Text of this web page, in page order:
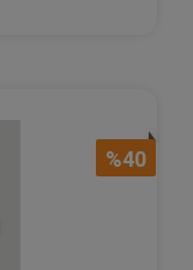
%40